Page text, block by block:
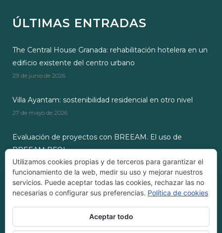
ÚLTIMAS ENTRADAS
The Central House Granada: rehabilitación hotelera en un
edificio existente del centro urbano
29 de junio de 2026
Villa Ayantam: sostenibilidad residencial en otro nivel
27 de mayo de 2026
Evaluación de proyectos con BREEAM. El uso de
BREEAM RFOI
28 de octubre de 2024
Empresa Registrada ZEROCEM®
Utilizamos cookies propias y de terceros para garantizar el
funcionamiento de la web, medir su uso y mejorar nuestros
servicios. Puede aceptar todas las cookies, rechazar las no
necesarias o configurar sus preferencias. Política de cookies
Aceptar todo